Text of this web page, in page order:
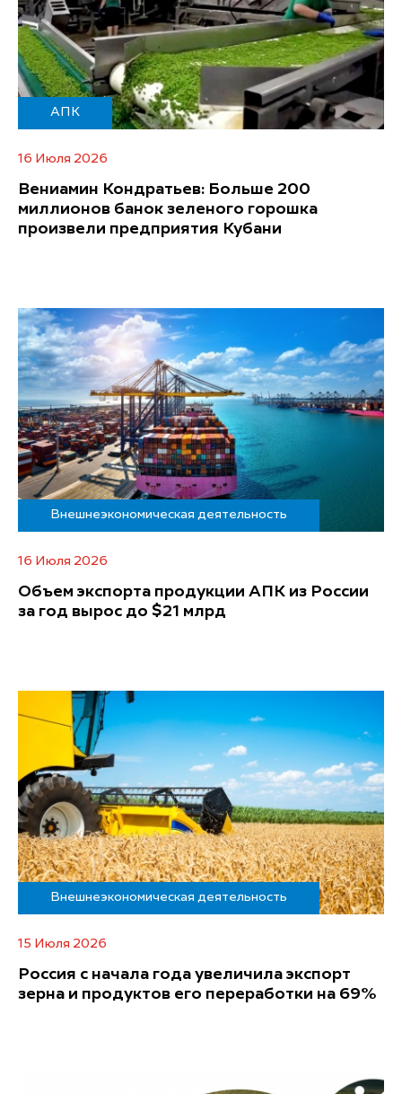
АПК
16 Июля 2026
Вениамин Кондратьев: Больше 200
миллионов банок зеленого горошка
произвели предприятия Кубани
Внешнеэкономическая деятельность
16 Июля 2026
Объем экспорта продукции АПК из России
за год вырос до $21 млрд
Внешнеэкономическая деятельность
15 Июля 2026
Россия с начала года увеличила экспорт
зерна и продуктов его переработки на 69%